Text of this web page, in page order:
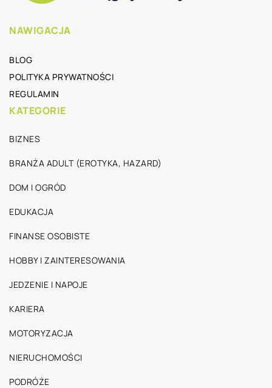
NAWIGACJA
BLOG
POLITYKA PRYWATNOŚCI
REGULAMIN
KATEGORIE
BIZNES
BRANŻA ADULT (EROTYKA, HAZARD)
DOM I OGRÓD
EDUKACJA
FINANSE OSOBISTE
HOBBY I ZAINTERESOWANIA
JEDZENIE I NAPOJE
KARIERA
MOTORYZACJA
NIERUCHOMOŚCI
PODRÓŻE